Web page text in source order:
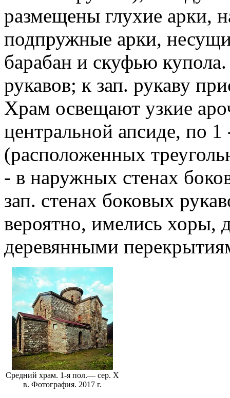
размещены глухие арки,
подпружные арки,
барабан и скуфью
рукавов; к зап. рукаву
Храм освещают узкие
центральной апсиде, по
(расположенных
- в наружных стенах
зап. стенах боковых
вероятно, имелись хоры,
деревянными
Средний храм. 1-я пол.— сер. X
в. Фотография. 2017 г.